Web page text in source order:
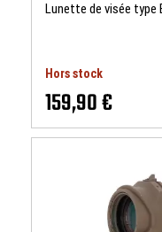
Lunette de visée type
Hors stock
159,90 €